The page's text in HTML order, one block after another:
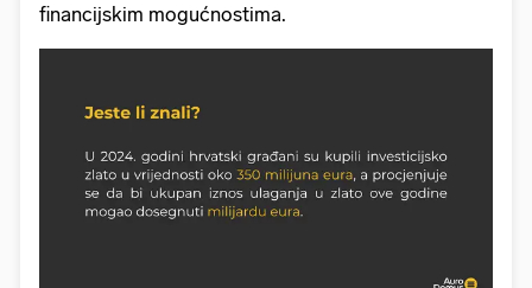
financijskim mogućnostima.